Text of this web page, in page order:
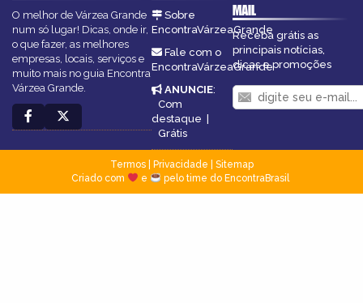
O melhor de Várzea Grande
num só lugar! Dicas, onde ir,
o que fazer, as melhores
empresas, locais, serviços e
muito mais no guia Encontra
Várzea Grande.
Sobre
EncontraVárzeaGrande
Fale com o
EncontraVárzeaGrande
ANUNCIE:
Com
destaque |
Grátis
MAIL
Receba grátis as
principais notícias,
dicas e promoções
Termos| Privacidade
Sitemap
Criado com
e pelo time do EncontraBrasil